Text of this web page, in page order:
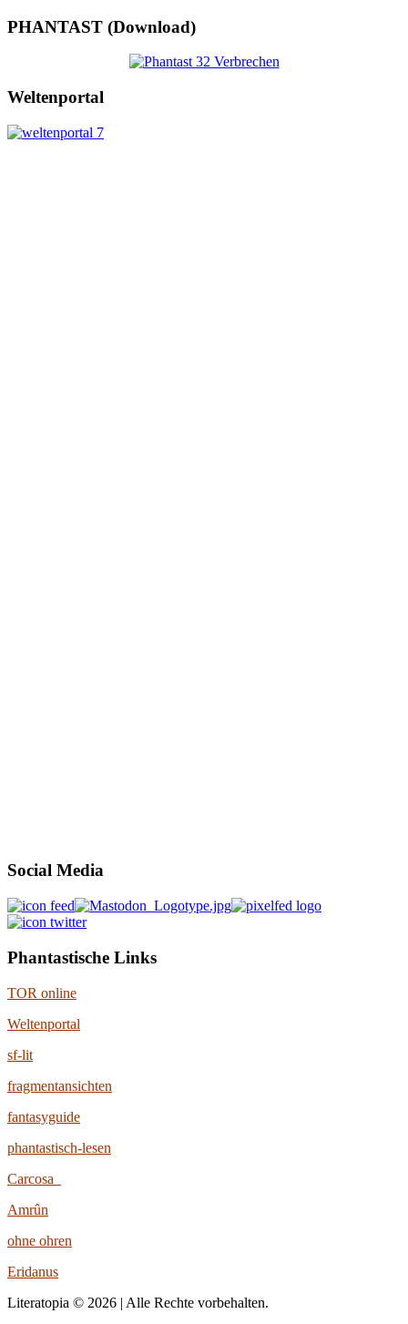
PHANTAST (Download)
Weltenportal
Social Media
Phantastische Links
TOR online
Weltenportal
sf-lit
fragmentansichten
fantasyguide
phantastisch-lesen
Carcosa
Amrûn
ohne ohren
Eridanus
Literatopia © 2026 | Alle Rechte vorbehalten.